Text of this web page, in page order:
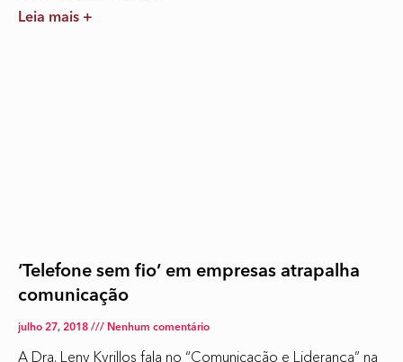
Leia mais +
‘Telefone sem fio’ em empresas atrapalha
comunicação
julho 27, 2018 Nenhum comentário
A Dra. Leny Kyrillos fala no “Comunicação e Liderança” na